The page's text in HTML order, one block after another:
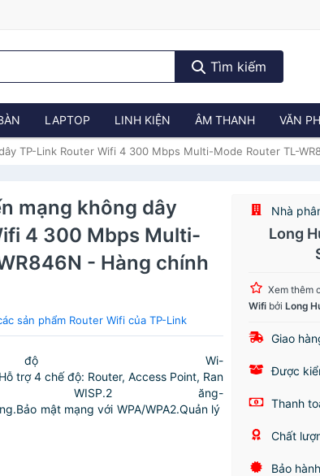
Tìm kiếm
LAPTOP LINH KIỆN ÂM THANH VĂN
TP-Link Router Wifi 4 300 Mbps Multi-Mode Router TL-
mạng không dây
4 300 Mbps Multi-
- Hàng chính
sản phẩm Router Wifi của TP-Link
Wi-
trợ 4 chế độ: Router, Access Point, Ran
WISP.2 ăng-
mật mạng với WPA/WPA2.Quản lý
Nhà
Long
Xem thêm
Wifi bởiLong
Giao
Được
Thanh
Chất
Bảo